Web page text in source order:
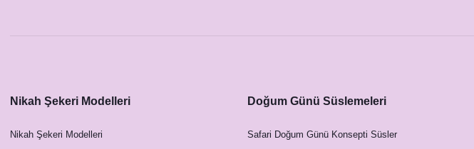
Nikah Şekeri Modelleri
Nikah Şekeri Modelleri
Doğum Günü Süslemeleri
Safari Doğum Günü Konsepti Süsler